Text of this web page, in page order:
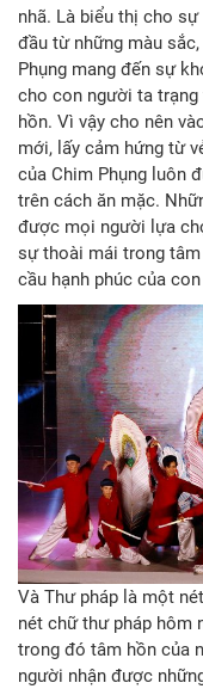
nhã. Là biểu thị cho
đầu từ những màu
Phụng mang đến sự
cho con người ta
hồn. Vì vậy cho nên
mới, lấy cảm hứng từ
của Chim Phụng luôn
trên cách ăn mặc.
được mọi người lựa
sự thoài mái trong
cầu hạnh phúc của
Và Thư pháp là một
nét chữ thư pháp hôm
trong đó tâm hồn của
người nhận được